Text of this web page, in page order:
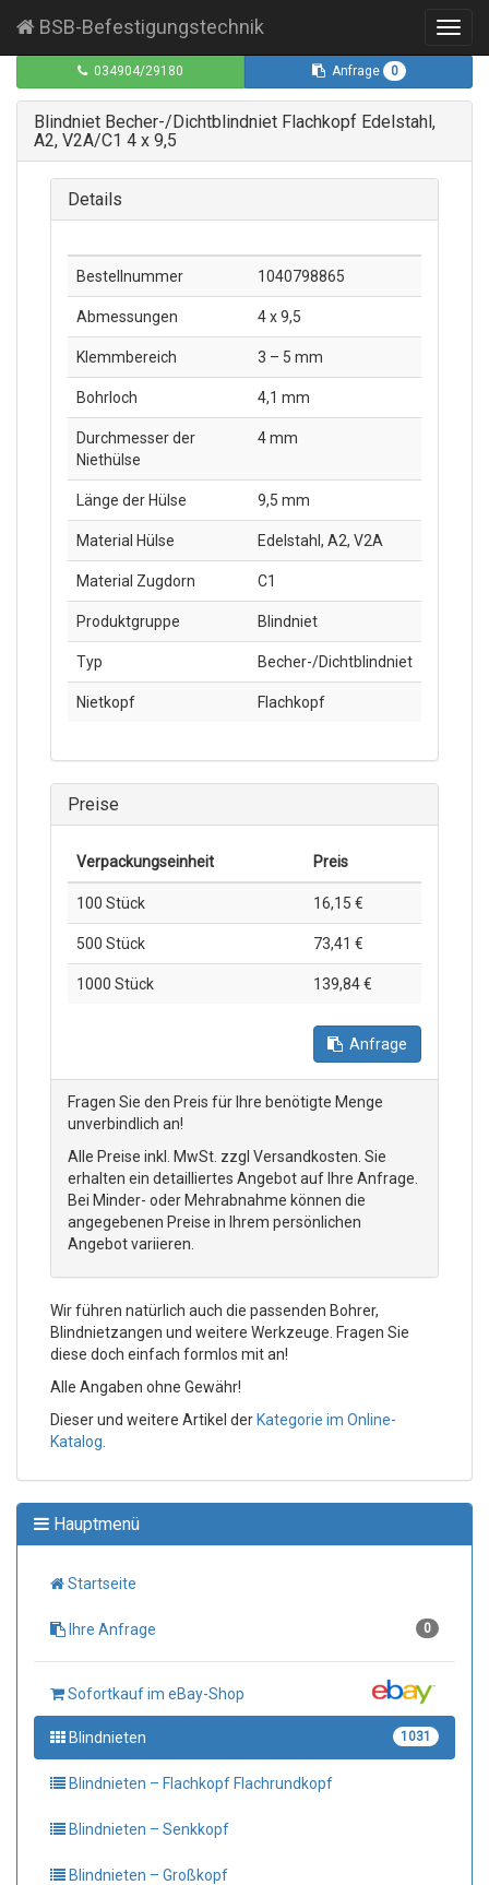
BSB-Befestigungstechnik
Blindniet Becher-/Dichtblindniet Flachkopf Edelstahl,
A2, V2A/C1 4 x 9,5
Details
Bestellnummer 1040798865
Abmessungen 4 x 9,5
Klemmbereich 3 – 5 mm
Bohrloch 4,1 mm
Durchmesser der
Niethülse
4 mm
Länge der Hülse 9,5 mm
Material Hülse Edelstahl, A2, V2A
Material Zugdorn C1
Produktgruppe Blindniet
Typ Becher-/Dichtblindniet
Nietkopf Flachkopf
Preise
Verpackungs­einheit Preis
100 Stück 16,15 €
500 Stück 73,41 €
1000 Stück 139,84 €
Anfrage
Fragen Sie den Preis für Ihre benötigte Menge
unverbindlich an!
Alle Preise inkl. MwSt. zzgl Versandkosten. Sie
erhalten ein detailliertes Angebot auf Ihre Anfrage.
Bei Minder- oder Mehrabnahme können die
angegebenen Preise in Ihrem persönlichen
Angebot variieren.
Wir führen natürlich auch die passenden Bohrer,
Blindnietzangen und weitere Werkzeuge. Fragen Sie
diese doch einfach formlos mit an!
Alle Angaben ohne Gewähr!
Dieser und weitere Artikel der Kategorie im Online-
Katalog
Hauptmenü
Startseite
Ihre Anfrage 0
Sofortkauf im eBay-Shop
Blindnieten 1031
Blindnieten – Flachkopf Flachrundkopf
Blindnieten – Senkkopf
Blindnieten – Großkopf
034904/29180 Anfrage 0